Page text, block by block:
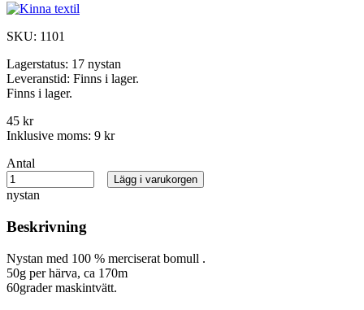
SKU: 1101
Lagerstatus: 17 nystan
Leveranstid: Finns i lager.
Finns i lager.
45 kr
Inklusive moms: 9 kr
Antal
nystan
Lägg i varukorgen
Beskrivning
Nystan med 100 % merciserat bomull .
50g per härva, ca 170m
60grader maskintvätt.